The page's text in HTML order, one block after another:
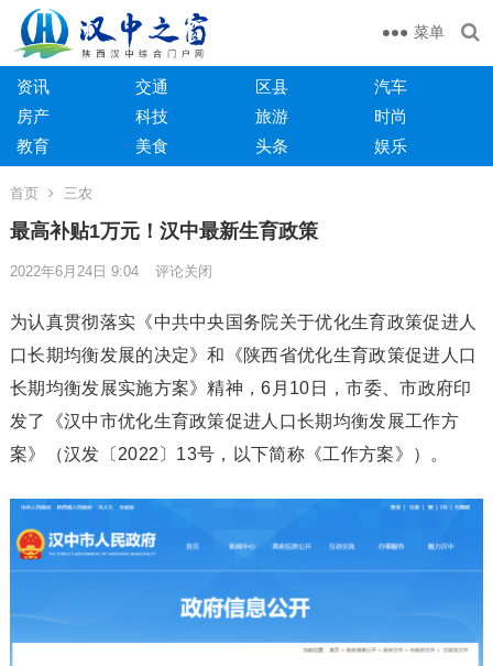
菜单
资讯 交通 区县
汽车
房产
科技 旅游
时尚
教育
美食 头条 娱乐
首页 三农
最高补贴1万元！汉中最新生育政策
2022年6月24日 9:04 评论关闭
为认真贯彻落实《中共中央国务院关于优化生育政策促进人
口长期均衡发展的决定》和《陕西省优化生育政策促进人口
长期均衡发展实施方案》精神，6月10日，市委、市政府印
发了《汉中市优化生育政策促进人口长期均衡发展工作方
案》（汉发〔2022〕13号，以下简称《工作方案》）。